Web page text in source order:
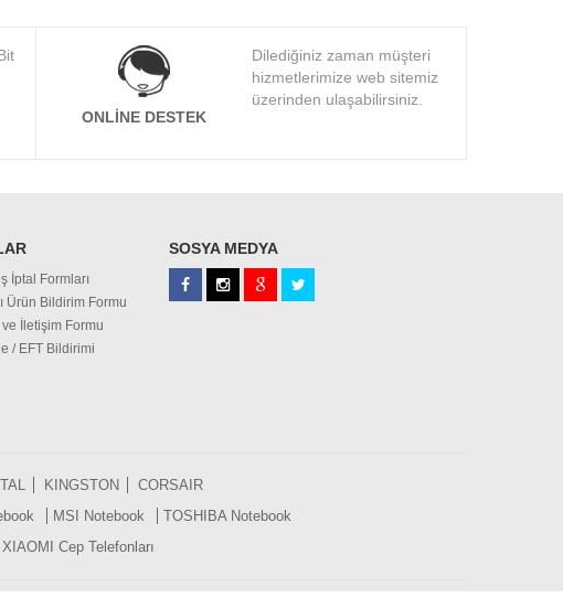
ONLINE DESTEK
Dilediğiniz zaman müşteri
hizmetlerimize web sitemiz
üzerinden ulaşabilirsiniz.
İptal Formları
Ürün Bildirim Formu
İletişim Formu
/ EFT Bildirimi
SOSYA MEDYA
KINGSTON
CORSAIR
MSI Notebook
TOSHIBA Notebook
XIAOMI Cep Telefonları